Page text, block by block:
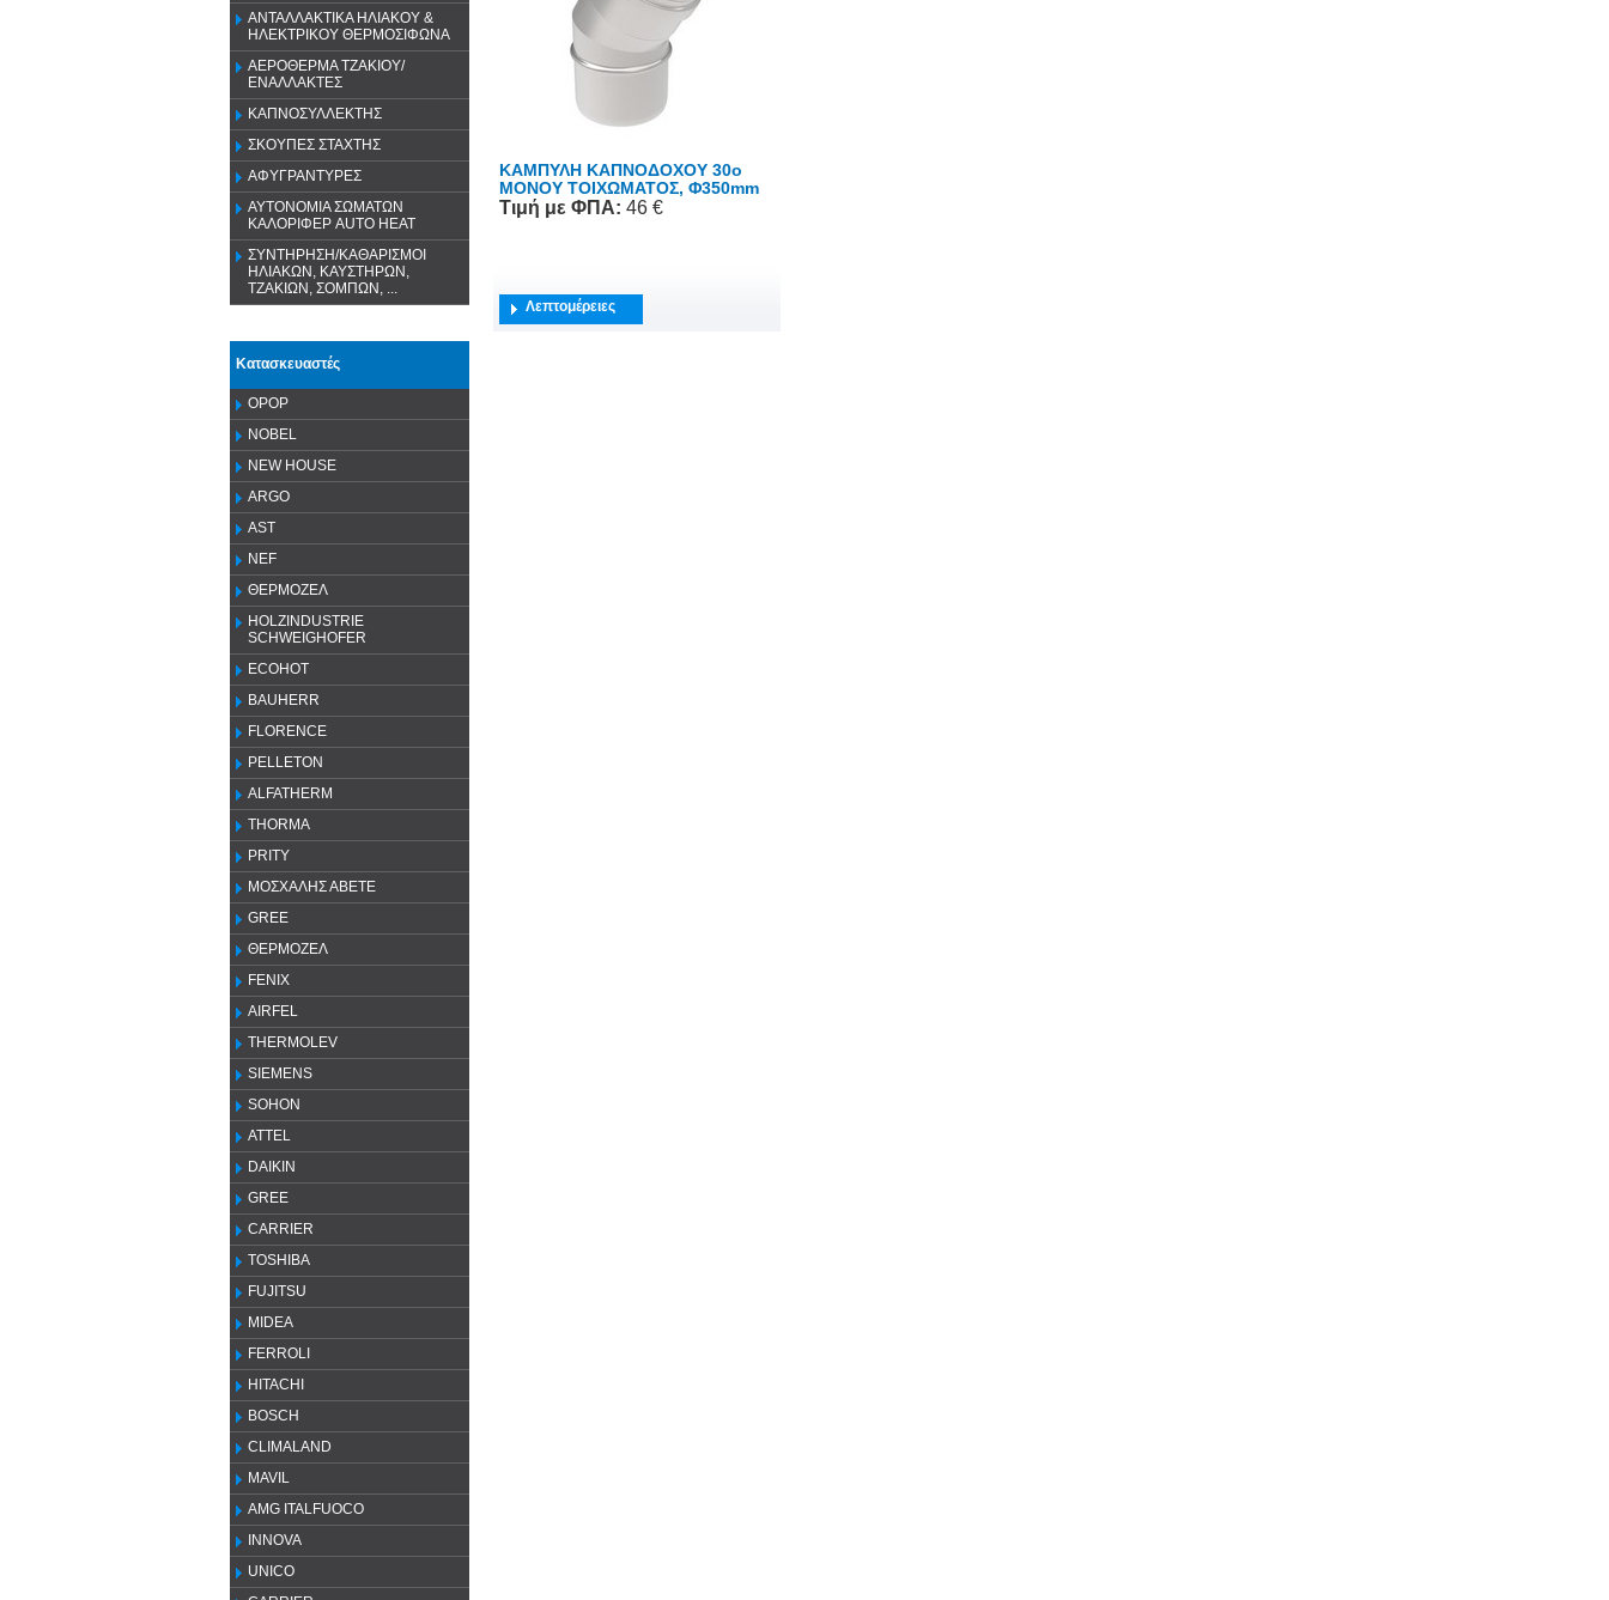
ΑΝΤΑΛΛΑΚΤΙΚΑ ΗΛΙΑΚΟΥ &
ΗΛΕΚΤΡΙΚΟΥ ΘΕΡΜΟΣΙΦΩΝΑ
ΑΕΡΟΘΕΡΜΑ ΤΖΑΚΙΟΥ/
ΕΝΑΛΛΑΚΤΕΣ
ΚΑΠΝΟΣΥΛΛΕΚΤΗΣ
ΣΚΟΥΠΕΣ ΣΤΑΧΤΗΣ
ΑΦΥΓΡΑΝΤΥΡΕΣ
ΑΥΤΟΝΟΜΙΑ ΣΩΜΑΤΩΝ
ΚΑΛΟΡΙΦΕΡ AUTO HEAT
ΣΥΝΤΗΡΗΣΗ/ΚΑΘΑΡΙΣΜΟΙ
ΗΛΙΑΚΩΝ, ΚΑΥΣΤΗΡΩΝ,
ΤΖΑΚΙΩΝ, ΣΟΜΠΩΝ, ...
Κατασκευαστές
OPOP
NOBEL
NEW HOUSE
ARGO
AST
NEF
ΘΕΡΜΟΖΕΛ
HOLZINDUSTRIE
SCHWEIGHOFER
ECOHOT
BAUHERR
FLORENCE
PELLETON
ALFATHERM
THORMA
PRITY
ΜΟΣΧΑΛΗΣ ΑΒΕΤΕ
GREE
ΘΕΡΜΟΖΕΛ
FENIX
AIRFEL
THERMOLEV
SIEMENS
SOHON
ATTEL
DAIKIN
GREE
CARRIER
TOSHIBA
FUJITSU
MIDEA
FERROLI
HITACHI
BOSCH
CLIMALAND
MAVIL
AMG ITALFUOCO
INNOVA
UNICO
ΚΑΜΠΥΛΗ ΚΑΠΝΟΔΟΧΟΥ 30o
ΜΟΝΟΥ ΤΟΙΧΩΜΑΤΟΣ, Φ350mm
Τιμή με ΦΠΑ: 46 €
Λεπτομέρειες